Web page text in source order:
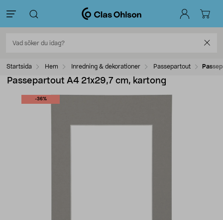
Startsida Hem Inredning & dekorationer Passepartout
Passepartout A4 21x29,7 cm, kartong
-36%